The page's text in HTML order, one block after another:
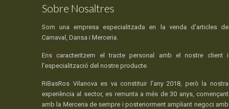
Sobre Nosaltres
Som una empresa especialitzada en la venda d’articles de
Carnaval, Dansa i Merceria.
Ens caracteritzem el tracte personal amb el nostre client i
l’especialització del nostre producte.
RiBasRos Vilanova es va constituir l’any 2018, però la nostra
experiència al sector, es remunta a més de 30 anys, començant
amb la Merceria de sempre i posteriorment ampliant negoci amb